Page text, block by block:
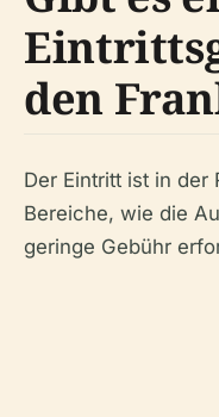
den
Der Eintritt ist in der
Bereiche, wie die
geringe Gebühr